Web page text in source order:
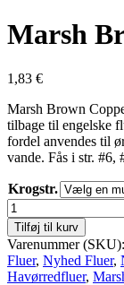
Marsh
1,83 €
Marsh Brown
tilbage til engelske
fordel anvendes til
vande. Fås i str. #6,
Krogstr.
Marsh
Brown
Copper
antal
Tilføj til kurv
Varenummer (SKU):
Fluer, Nyhed Fluer,
Havørredfluer,